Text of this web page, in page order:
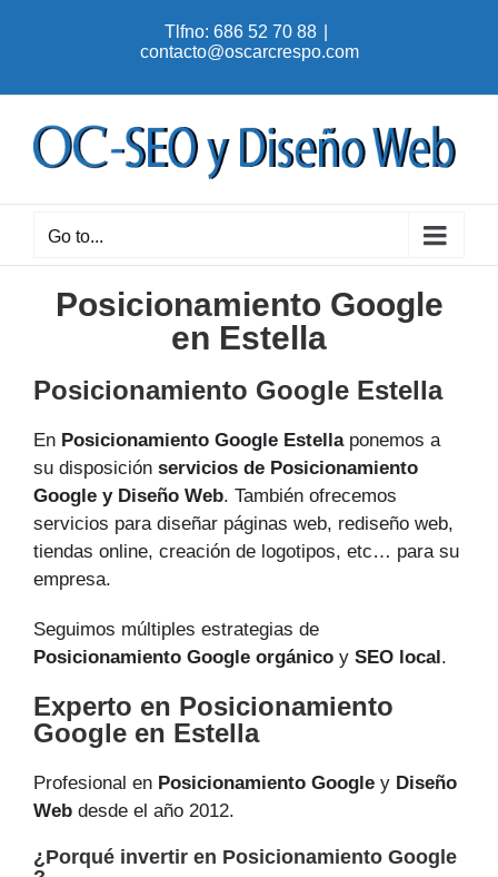
Tlfno: 686 52 70 88
contacto@oscarcrespo.com
Go to...
Posicionamiento Google
en Estella
Posicionamiento Google Estella
En Posicionamiento Google Estellaponemos a
su disposición servicios de Posicionamiento
Google y Diseño Web. También ofrecemos
servicios para diseñar páginas web, rediseño web,
tiendas online, creación de logotipos, etc… para su
empresa.
Seguimos múltiples estrategias de
Posicionamiento Google orgánico y SEO local .
Experto en Posicionamiento
Google en Estella
Profesional en Posicionamiento Google y Diseño
Web desde el año 2012.
¿Porqué invertir en Posicionamiento Google